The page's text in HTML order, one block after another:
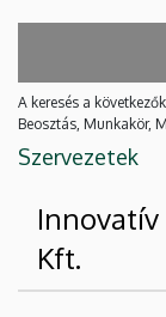
A keresés a
Beosztás, Munkakör,
Szervezetek
Innovatív
Kft.